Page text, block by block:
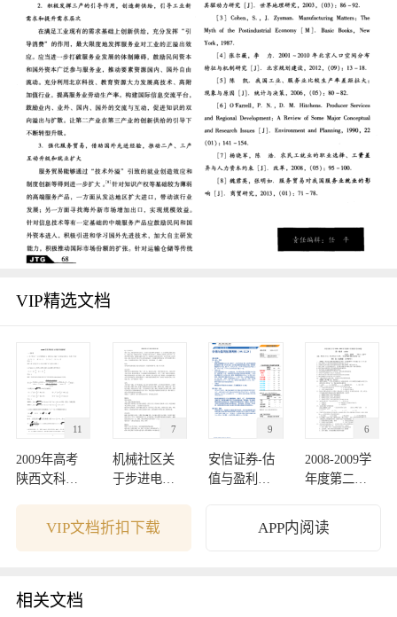
VIP精选文档
11
2009年高考
陕西文科数
7
机械社区关
于步进电机
9
安信证券-估
值与盈利监
6
2008-2009学
年度第二学
试卷
VIP文档折扣下载 APP内阅读
相关文档